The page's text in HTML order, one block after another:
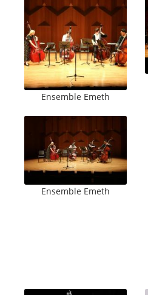
Ensemble Emeth
Ensemble Emeth